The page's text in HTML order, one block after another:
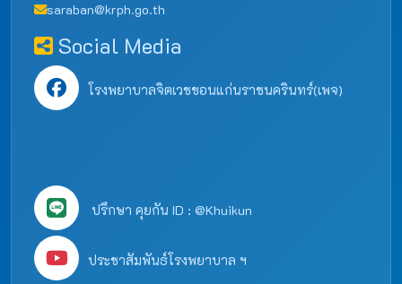
saraban@krph.go.th
Social Media
โรงพยาบาลจิตเวชขอนแก่นราชนครินทร์(เพจ)
ปรึกษา คุยกัน ID : @Khuikun
ประชาสัมพันธ์โรงพยาบาล ฯ